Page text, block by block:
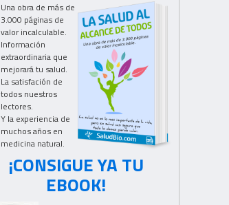
Una obra de más de
3.000 páginas de
valor incalculable.
Información
extraordinaria que
mejorará tu salud.
La satisfación de
todos nuestros
lectores.
Y la experiencia de
muchos años en
medicina natural.
¡CONSIGUE YA TU
EBOOK!